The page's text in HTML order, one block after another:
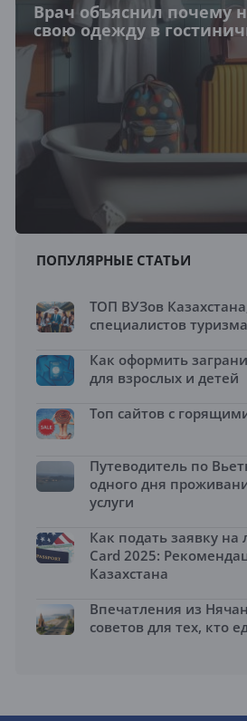
Врач объяснил почему
свою одежду в
ПОПУЛЯРНЫЕ СТАТЬИ
ТОП ВУЗов
специалистов туризма
Как оформить
для взрослых и детей
Топ сайтов с
Путеводитель по
одного дня
услуги
Как подать заявку на
Card 2025:
Казахстана
Впечатления из
советов для тех, кто